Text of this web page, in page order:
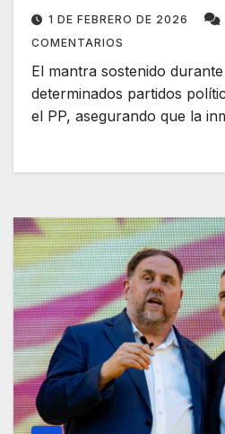
1 DE FEBRERO DE 2026
COMENTARIOS
El mantra sostenido
determinados partidos
el PP, asegurando que la